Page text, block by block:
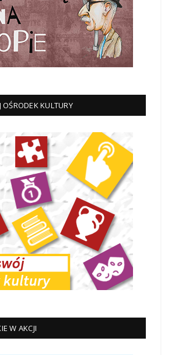
OŚRODEK KULTURY
W AKCJI